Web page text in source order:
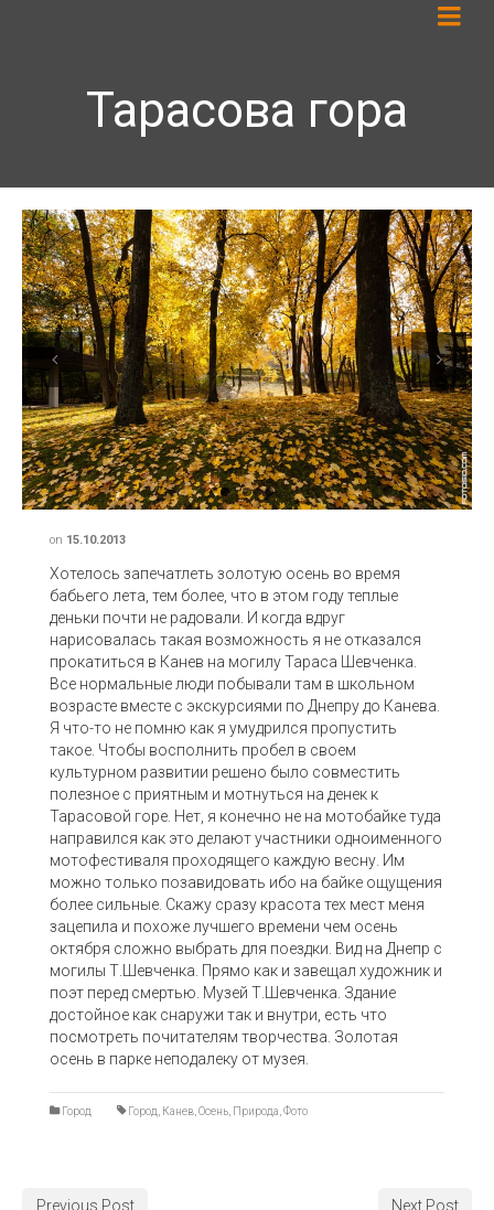
Тарасова гора
Previous Next
on 15.10.2013
Хотелось запечатлеть золотую осень во время
бабьего лета, тем более, что в этом году теплые
деньки почти не радовали. И когда вдруг
нарисовалась такая возможность я не отказался
прокатиться в Канев на могилу Тараса Шевченка.
Все нормальные люди побывали там в школьном
возрасте вместе с экскурсиями по Днепру до Канева.
Я что-то не помню как я умудрился пропустить
такое. Чтобы восполнить пробел в своем
культурном развитии решено было совместить
полезное с приятным и мотнуться на денек к
Тарасовой горе. Нет, я конечно не на мотобайке туда
направился как это делают участники одноименного
мотофестиваля проходящего каждую весну. Им
можно только позавидовать ибо на байке ощущения
более сильные. Скажу сразу красота тех мест меня
зацепила и похоже лучшего времени чем осень
октября сложно выбрать для поездки. Вид на Днепр с
могилы Т.Шевченка. Прямо как и завещал художник и
поэт перед смертью. Музей Т.Шевченка. Здание
достойное как снаружи так и внутри, есть что
посмотреть почитателям творчества. Золотая
осень в парке неподалеку от музея.
Город Город Канев Осень Природа Фото
Previous Post Next Post